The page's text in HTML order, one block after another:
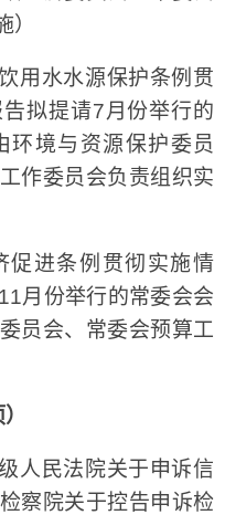
水水源保护条例贯
拟提请7月份举行的
环境与资源保护委员
作委员会负责组织实
进条例贯彻实施情
月份举行的常委会会
员会、常委会预算工
民法院关于申诉信
察院关于控告申诉检